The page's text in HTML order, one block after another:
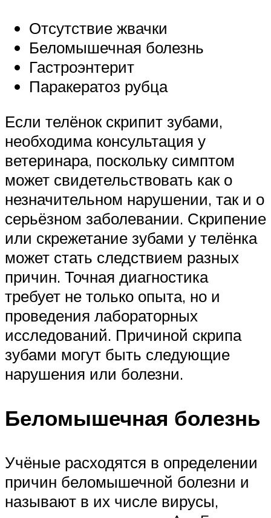
Отсутствие жвачки
Беломышечная болезнь
Гастроэнтерит
Паракератоз рубца
Если телёнок скрипит зубами,
необходима консультация у
ветеринара, поскольку симптом
может свидетельствовать как о
незначительном нарушении, так и о
серьёзном заболевании. Скрипение
или скрежетание зубами у телёнка
может стать следствием разных
причин. Точная диагностика
требует не только опыта, но и
проведения лабораторных
исследований. Причиной скрипа
зубами могут быть следующие
нарушения или болезни.
Беломышечная болезнь
Учёные расходятся в определении
причин беломышечной болезни и
называют в их числе вирусы,